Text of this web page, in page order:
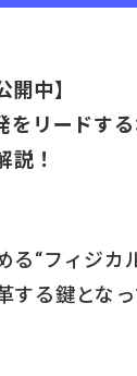
開中】
をリードす
説！
る“フィジカ
する鍵となっ